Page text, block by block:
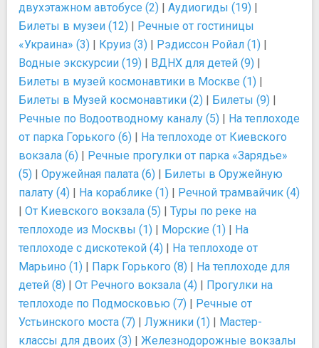
двухэтажном автобусе (2) | Аудиогиды (19) |
Билеты в музеи (12) | Речные от гостиницы
«Украина» (3) | Круиз (3) | Рэдиссон Ройал (1) |
Водные экскурсии (19) | ВДНХ для детей (9) |
Билеты в музей космонавтики в Москве (1) |
Билеты в Музей космонавтики (2) | Билеты (9) |
Речные по Водоотводному каналу (5) | На теплоходе
от парка Горького (6) | На теплоходе от Киевского
вокзала (6) | Речные прогулки от парка «Зарядье»
(5) | Оружейная палата (6) | Билеты в Оружейную
палату (4) | На кораблике (1) | Речной трамвайчик (4)
| От Киевского вокзала (5) | Туры по реке на
теплоходе из Москвы (1) | Морские (1) | На
теплоходе с дискотекой (4) | На теплоходе от
Марьино (1) | Парк Горького (8) | На теплоходе для
детей (8) | От Речного вокзала (4) | Прогулки на
теплоходе по Подмосковью (7) | Речные от
Устьинского моста (7) | Лужники (1) | Мастер-
классы для двоих (3) | Железнодорожные вокзалы